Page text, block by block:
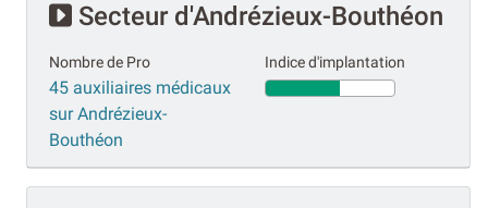
Secteur d'Andrézieux-Bouthéon
Nombre de Pro
45 auxiliaires médicaux
sur Andrézieux-
Bouthéon
Indice d'implantation